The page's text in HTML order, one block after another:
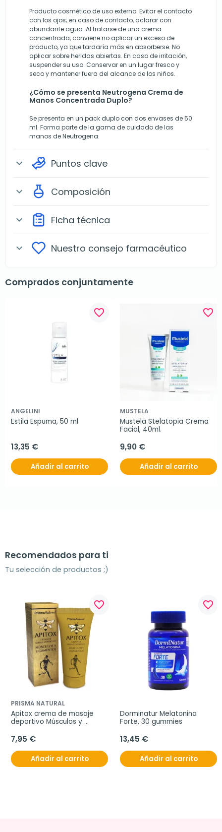
Producto cosmético de uso externo. Evitar el contacto
con los ojos; en caso de contacto, aclarar con
abundante agua. Al tratarse de una crema
concentrada, conviene no aplicar un exceso de
producto, ya que tardaría más en absorberse. No
aplicar sobre heridas abiertas. En caso de irritación,
suspender su uso. Conservar en un lugar fresco y
seco y mantener fuera del alcance de los niños.
¿Cómo se presenta Neutrogena Crema de
Manos Concentrada Duplo?
Se presenta en un pack duplo con dos envases de 50
ml. Forma parte de la gama de cuidado de las
manos de Neutrogena.
expand_more Puntos clave
expand_more Composición
expand_more Ficha técnica
expand_more Nuestro consejo farmacéutico
Comprados conjuntamente
favorite_border
ANGELINI
Estila Espuma, 50 ml
13,35 €
Añadir al carrito
favorite_border
MUSTELA
Mustela Stelatopia Crema
Facial, 40ml.
9,90 €
Añadir al carrito
Recomendados para ti
Tu selección de productos ;)
favorite_border
PRISMA NATURAL
Apitox crema de masaje
deportivo Músculos y
7,95 €
Añadir al carrito
favorite_border
Dorminatur Melatonina
Forte, 30 gummies
13,45 €
Añadir al carrito